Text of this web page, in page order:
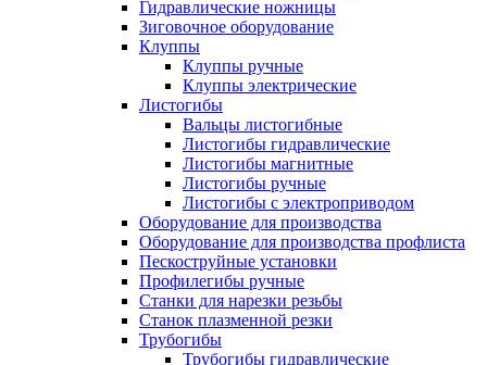
Гидравлические ножницы
Зиговочное оборудование
Клуппы
Клуппы ручные
Клуппы электрические
Листогибы
Вальцы листогибные
Листогибы гидравлические
Листогибы магнитные
Листогибы ручные
Листогибы с электроприводом
Оборудование для производства
Оборудование для производства профлиста
Пескоструйные установки
Профилегибы ручные
Станки для нарезки резьбы
Станок плазменной резки
Трубогибы
Трубогибы гидравлические